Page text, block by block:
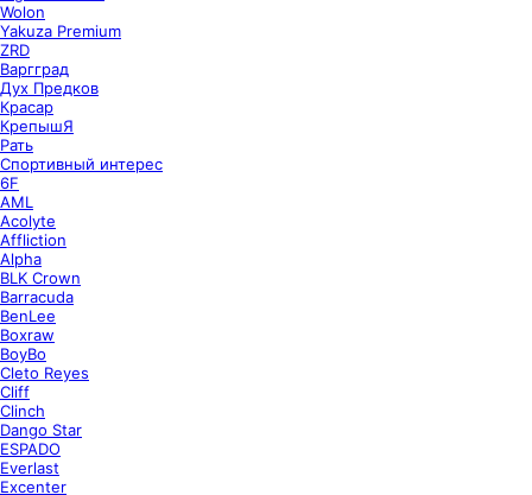
Wolon
Yakuza Premium
ZRD
Варгград
Дух Предков
Красар
КрепышЯ
Рать
Спортивный интерес
6F
AML
Acolyte
Affliction
Alpha
BLK Crown
Barracuda
BenLee
Boxraw
BoyBo
Cleto Reyes
Cliff
Clinch
Dango Star
ESPADO
Everlast
Excenter